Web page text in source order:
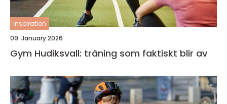
inspiration
09. January 2026
Gym Hudiksvall: träning som faktiskt blir av